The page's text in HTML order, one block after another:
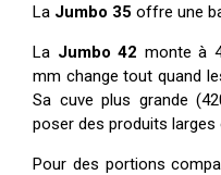
La Jumbo 35 offre une
La Jumbo 42 monte à
mm change tout quand
Sa cuve plus grande
poser des produits
Pour des portions